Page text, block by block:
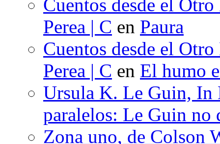
Cuentos desde el
Perea | C en Paura
Cuentos desde el
Perea | C en El humo
Ursula K. Le Guin, In
paralelos: Le Guin no
Zona uno, de Colson